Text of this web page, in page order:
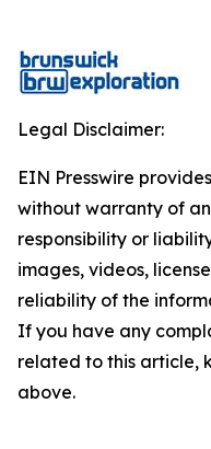
Legal Disclaimer:
EIN Presswire
without warranty of
responsibility or
images, videos,
reliability of the
If you have any
related to this article,
above.